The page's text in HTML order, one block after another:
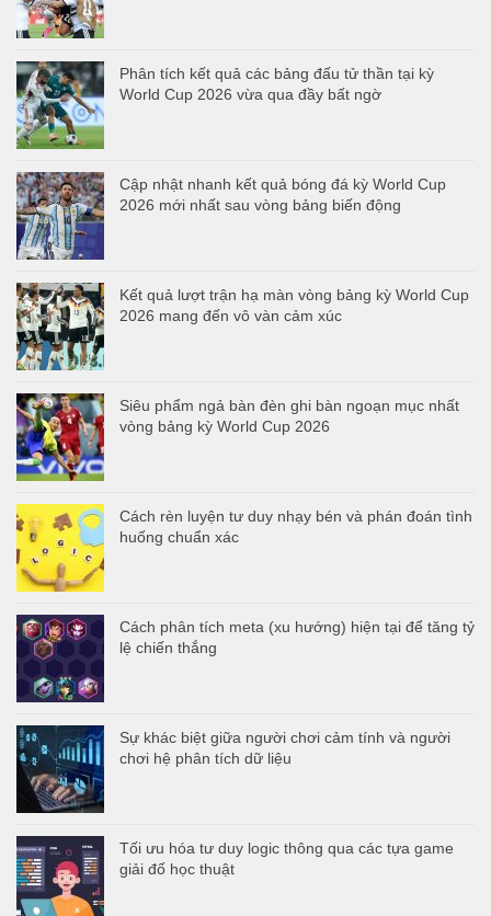
Phân tích kết quả các bảng đấu tử thần tại kỳ
World Cup 2026 vừa qua đầy bất ngờ
Cập nhật nhanh kết quả bóng đá kỳ World Cup
2026 mới nhất sau vòng bảng biến động
Kết quả lượt trận hạ màn vòng bảng kỳ World Cup
2026 mang đến vô vàn cảm xúc
Siêu phẩm ngả bàn đèn ghi bàn ngoạn mục nhất
vòng bảng kỳ World Cup 2026
Cách rèn luyện tư duy nhạy bén và phán đoán tình
huống chuẩn xác
Cách phân tích meta (xu hướng) hiện tại để tăng tỷ
lệ chiến thắng
Sự khác biệt giữa người chơi cảm tính và người
chơi hệ phân tích dữ liệu
Tối ưu hóa tư duy logic thông qua các tựa game
giải đố học thuật